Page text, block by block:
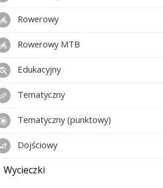
Rowerowy
Rowerowy MTB
Edukacyjny
Tematyczny
Tematyczny (punktowy)
Dojściowy
Wycieczki